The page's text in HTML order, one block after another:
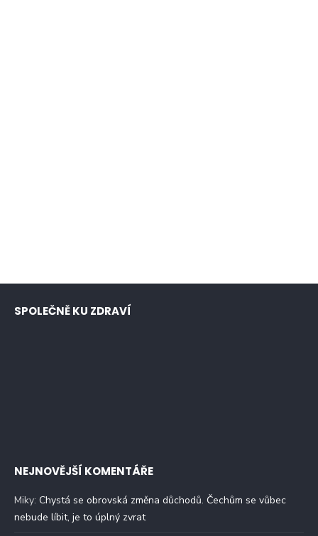
SPOLEČNĚ KU ZDRAVÍ
NEJNOVĚJŠÍ KOMENTÁŘE
Miky: Chystá se obrovská změna důchodů. Čechům se vůbec
nebude líbit, je to úplný zvrat